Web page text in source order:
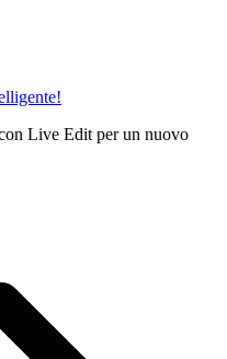
Live Edit per un nuovo